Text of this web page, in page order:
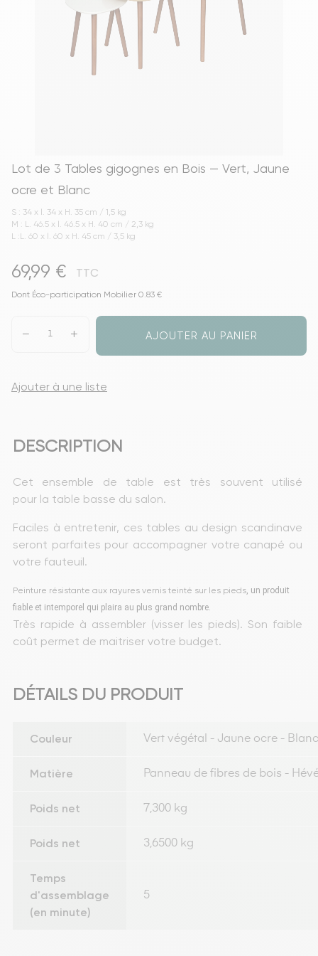
Lot de 3 Tables gigognes en Bois — Vert, Jaune
ocre et Blanc
S : 34 x l. 34 x H. 35 cm / 1,5 kg
M : L. 46.5 x l. 46.5 x H. 40 cm / 2,3 kg
L :L. 60 x l. 60 x H. 45 cm / 3,5 kg
69,99 € TTC
Dont Éco-participation Mobilier 0.83 €
AJOUTER AU PANIER
Ajouter à une liste
DESCRIPTION
Cet ensemble de table est très souvent utilisé
pour la table basse du salon.
Faciles à entretenir, ces tables au design scandinave
seront parfaites pour accompagner votre canapé ou
votre fauteuil.
Peinture résistante aux rayures vernis teinté sur les pieds, un produit
fiable et intemporel qui plaira au plus grand nombre.
Très rapide à assembler (visser les pieds). Son faible
coût permet de maitriser votre budget.
DÉTAILS DU PRODUIT
Couleur Vert végétal - Jaune ocre - Blanc
Matière Panneau de fibres de bois -
Poids net 7,300 kg
Poids net 3,6500 kg
Temps
d'assemblage
(en minute)
5